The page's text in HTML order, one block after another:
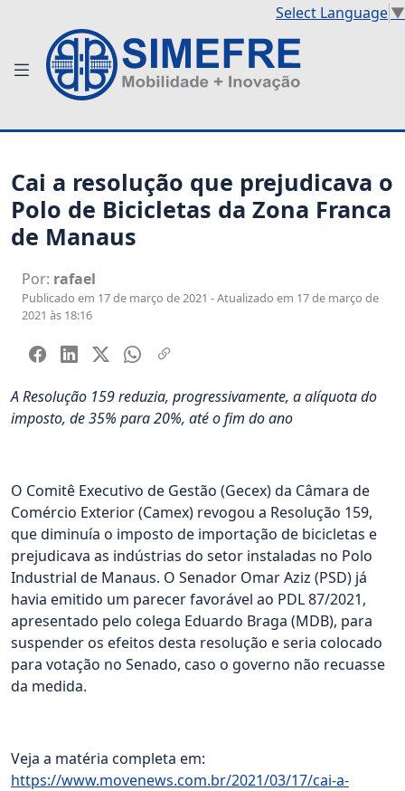
Select Language▼
Cai a resolução que prejudicava o
Polo de Bicicletas da Zona Franca
de Manaus
Por: rafael
Publicado em 17 de março de 2021 - Atualizado em 17 de março de
2021 às 18:16
A Resolução 159 reduzia, progressivamente, a alíquota do
imposto, de 35% para 20%, até o fim do ano
O Comitê Executivo de Gestão (Gecex) da Câmara de
Comércio Exterior (Camex) revogou a Resolução 159,
que diminuía o imposto de importação de bicicletas e
prejudicava as indústrias do setor instaladas no Polo
Industrial de Manaus. O Senador Omar Aziz (PSD) já
havia emitido um parecer favorável ao PDL 87/2021,
apresentado pelo colega Eduardo Braga (MDB), para
suspender os efeitos desta resolução e seria colocado
para votação no Senado, caso o governo não recuasse
da medida.
Veja a matéria completa em:
https://www.movenews.com.br/2021/03/17/cai-a-